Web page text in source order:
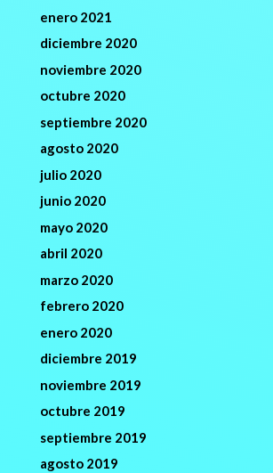
enero 2021
diciembre 2020
noviembre 2020
octubre 2020
septiembre 2020
agosto 2020
julio 2020
junio 2020
mayo 2020
abril 2020
marzo 2020
febrero 2020
enero 2020
diciembre 2019
noviembre 2019
octubre 2019
septiembre 2019
agosto 2019